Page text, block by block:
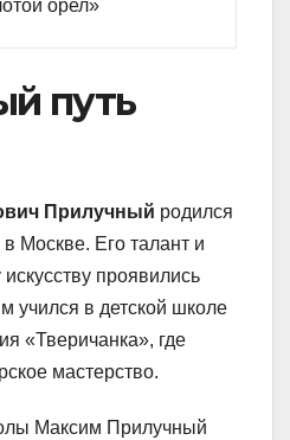
орел»
путь
Прилучный родился
Москве. Его талант и
проявились
учился в детской школе
«Тверичанка», где
мастерство.
Максим Прилучный